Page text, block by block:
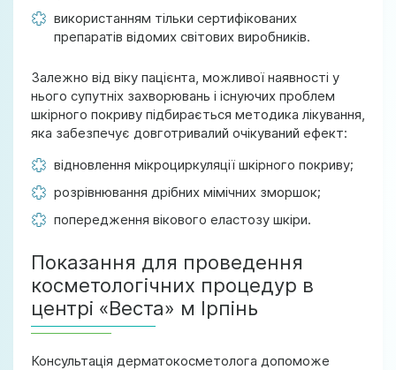
використанням тільки сертифікованих
препаратів відомих світових виробників.
Залежно від віку пацієнта, можливої ​​наявності у
нього супутніх захворювань і існуючих проблем
шкірного покриву підбирається методика лікування,
яка забезпечує довготривалий очікуваний ефект:
відновлення мікроциркуляції шкірного покриву;
розрівнювання дрібних мімічних зморшок;
попередження вікового еластозу шкіри.
Показання для проведення
косметологічних процедур в
центрі «Веста» м Ірпінь
Консультація дерматокосметолога допоможе